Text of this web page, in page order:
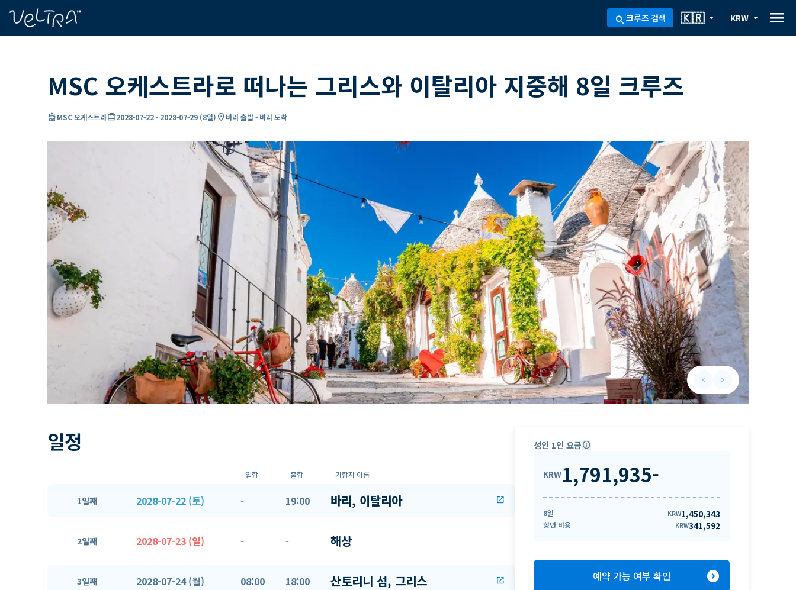
search크루즈 검색 arrow_drop_down
🇰🇷 arrow_drop_down
KRW menu
MSC 오케스트라로 떠나는 그리스와 이탈리아 지중해 8일 크루즈
directions_boatMSC 오케스트라card_travel2028-07-22- 2028-07-29 (8일) location_on바리 출발 - 바리 도착
keyboard_arrow_leftPrevious slide
keyboard_arrow_rightNext slide
일정
입항 출항 기항지 이름
1일째 2028-07-22 (토) - 19:00 바리, 이탈리아 open_in_new
2일째 2028-07-23 (일) - - 해상
3일째 2028-07-24 (월) 08:00 18:00 산토리니 섬, 그리스 open_in_new
성인 1인 요금info
KRW1,791,935-
8일 KRW1,450,343
항만 비용 KRW341,592
예약 가능 여부 확인 expand_circle_right